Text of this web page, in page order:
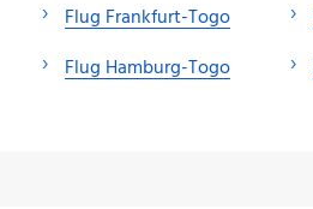
Flug Frankfurt-Togo
Flug Hamburg-Togo